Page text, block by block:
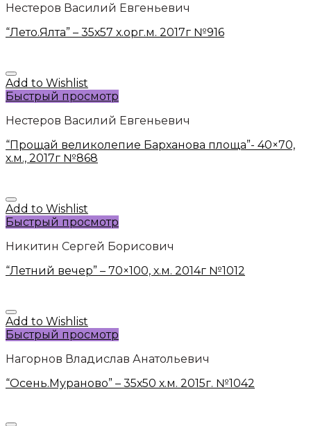
Нестеров Василий Евгеньевич
“Лето.Ялта” – 35х57 х.орг.м. 2017г №916
Add to Wishlist
Быстрый просмотр
Нестеров Василий Евгеньевич
“Прощай великолепие Барханова площа”- 40×70,
х.м., 2017г №868
Add to Wishlist
Быстрый просмотр
Никитин Сергей Борисович
“Летний вечер” – 70×100, х.м. 2014г №1012
Add to Wishlist
Быстрый просмотр
Нагорнов Владислав Анатольевич
“Осень.Мураново” – 35х50 х.м. 2015г. №1042